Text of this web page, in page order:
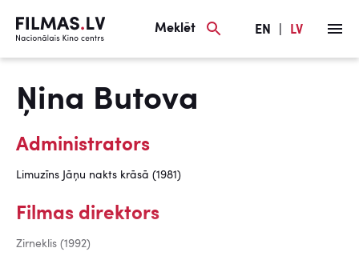
Meklēt EN LV
Ņina Butova
Administrators
Limuzīns Jāņu nakts krāsā (1981)
Filmas direktors
Zirneklis (1992)